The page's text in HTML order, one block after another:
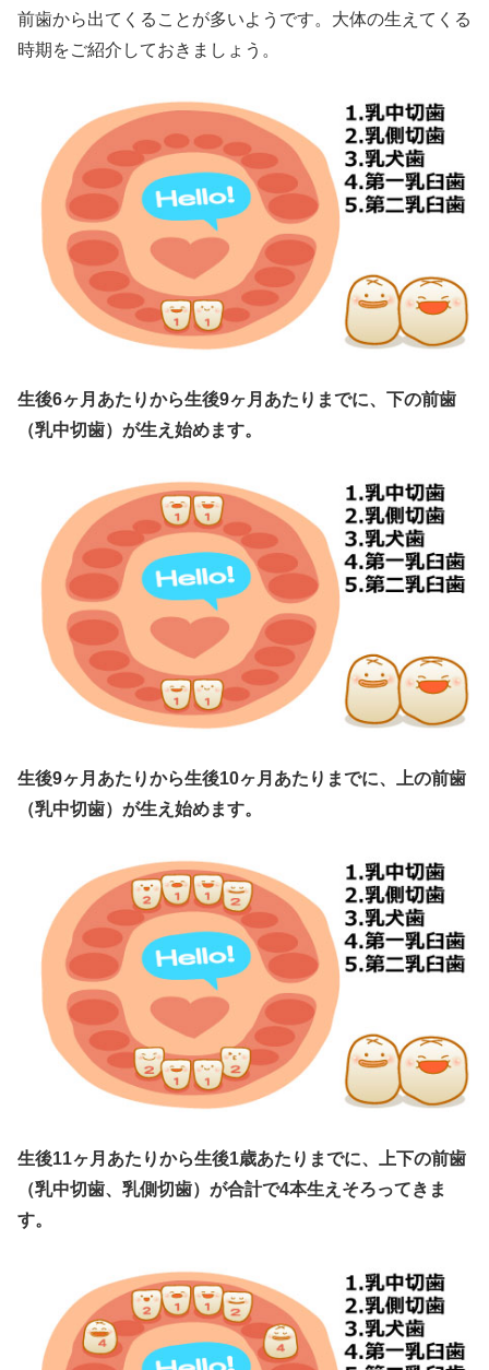
前歯から出てくることが多いようです。大体の生えてくる
時期をご紹介しておきましょう。
生後6ヶ月あたりから生後9ヶ月あたりまでに、下の前歯
（乳中切歯）が生え始めます。
生後9ヶ月あたりから生後10ヶ月あたりまでに、上の前歯
（乳中切歯）が生え始めます。
生後11ヶ月あたりから生後1歳あたりまでに、上下の前歯
（乳中切歯、乳側切歯）が合計で4本生えそろってきま
す。